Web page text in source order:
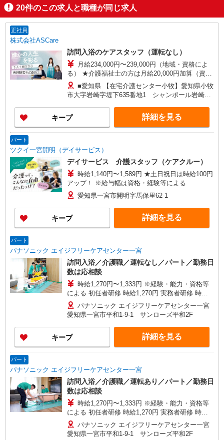
掲載期間終了
20件のこの求人と職種が同じ求人
正社員
株式会社ASCare
訪問入浴のケアスタッフ（運転なし）
月給234,000円〜239,000円（地域・資格によ
る） ★介護福祉士の方は月給20,000円加算（資格
手当） 別途交通費支給（30,000円上限／月） 別途
残業手当（月平均残業時間15時間）残業代全額支
給
■愛知県 【在宅介護センター小牧】愛知県小牧
市大字岩崎字堤下635番地1 シャンポール岩崎1
二丁目17番7 ■岐阜県 【在宅介護センター岐阜
北】岐阜県岐阜市白菊町四丁目47番地1 白菊町4
丁目矢島店舗事務所 【在宅介護センター中津川】
ター郡上】岐阜県郡上市大和町徳永668番地2 ■三
重県 【在宅介護センター松阪】三重県松阪市中央
町39番地10
キープ 詳細を見る
パート
ツクイ一宮開明（デイサービス）
デイサービス 介護スタッフ（ケアクルー）
時給1,140円〜1,589円 ★土日祝日は時給100円
アップ！ ※給与幅は資格・経験等による
愛知県一宮市開明字馬保里62-1
キープ 詳細を見る
パート
パナソニック エイジフリーケアセンター一宮
訪問入浴／介護職／運転なし／パート／勤務日
数は応相談
時給1,270円〜1,333円 ※経験・能力・資格等
による 初任者研修 時給1,270円 実務者研修 時給
1,270円 介護福祉士 時給1,333円 ※サービス提供8
件目以降〜1,000円/件 手当あり ※一律処遇改善加
算含む 〇時間外勤務手当 〇土日祝勤務手当 〇無
事故無違反表彰金 〇年末年始勤務手当
パナソニック エイジフリーケアセンター一宮
愛知県一宮市平和1-9-1 サンローズ平和2F
キープ 詳細を見る
パート
パナソニック エイジフリーケアセンター一宮
訪問入浴／介護職／運転あり／パート／勤務日
数は応相談
時給1,270円〜1,333円 ※経験・能力・資格等
による 初任者研修 時給1,270円 実務者研修 時給
1,270円 介護福祉士 時給1,333円 ※サービス提供8
件目以降〜1,000円/件 手当あり ※一律処遇改善加
パナソニック エイジフリーケアセンター一宮
愛知県一宮市平和1-9-1 サンローズ平和2F